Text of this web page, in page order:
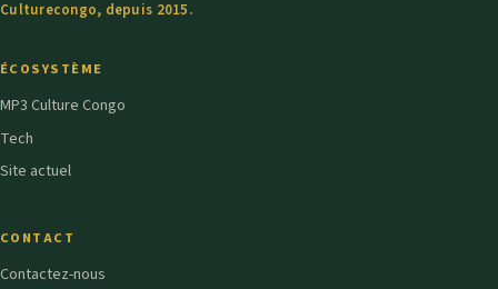
Culturecongo, depuis 2015.
ÉCOSYSTÈME
MP3 Culture Congo
Tech
Site actuel
CONTACT
Contactez-nous